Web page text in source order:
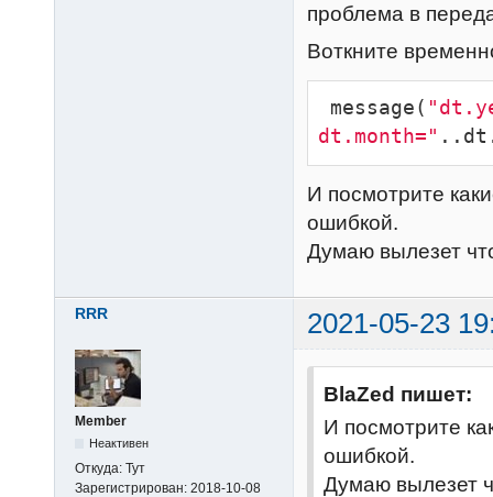
проблема в
Воткните
message(
dt.month="
И посмотрите
ошибкой.
Думаю вылезет
RRR 2021-05-23
Member
Неактивен
Откуда: Тут
Зарегистрирован: 2018-10-08
BlaZed пишет:
И посмотрите
ошибкой.
Думаю вылезет